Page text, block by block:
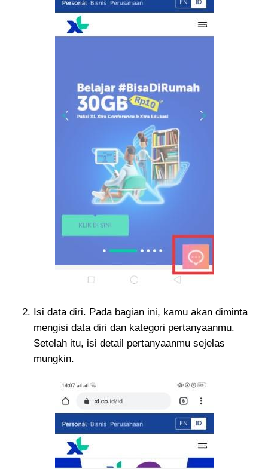
Isi data diri. Pada bagian ini, kamu akan diminta
mengisi data diri dan kategori pertanyaanmu.
Setelah itu, isi detail pertanyaanmu sejelas
mungkin.